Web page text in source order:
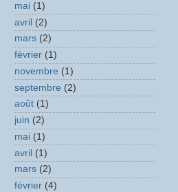
mai (1)
avril (2)
mars (2)
février (1)
novembre (1)
septembre (2)
août (1)
juin (2)
mai (1)
avril (1)
mars (2)
février (4)